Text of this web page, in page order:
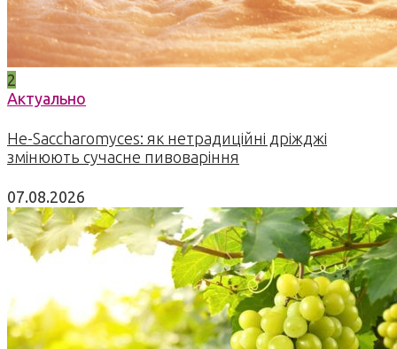
2
Актуально
Не-Saccharomyces: як нетрадиційні дріжджі
змінюють сучасне пивоваріння
07.08.2026